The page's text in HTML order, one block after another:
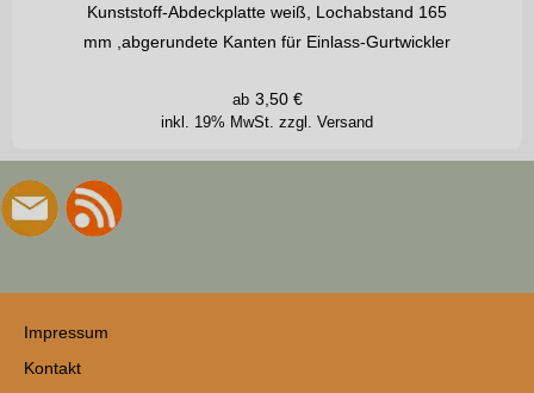
Kunststoff-Abdeckplatte weiß, Lochabstand 165
mm ,abgerundete Kanten für Einlass-Gurtwickler
inkl. 19% MwSt. zzgl. Versand
ab 3,50€
Impressum
Kontakt